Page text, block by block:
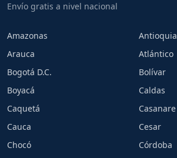
Envío gratis a nivel nacional
Amazonas
Antioquia
Arauca
Atlántico
Bogotá D.C.
Bolívar
Boyacá
Caldas
Caquetá
Casanare
Cauca
Cesar
Chocó
Córdoba